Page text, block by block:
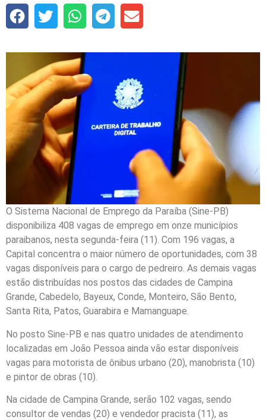
O Sistema Nacional de Emprego da Paraíba (Sine-PB)
disponibiliza 408 vagas de emprego em onze municípios
paraibanos, nesta segunda-feira (11). Com 196 vagas, a
Capital concentra o maior número de oportunidades, com 38
vagas disponíveis para o cargo de pedreiro. As demais vagas
estão distribuídas nos postos das cidades de Campina
Grande, Cabedelo, Bayeux, Conde, Monteiro, São Bento,
Santa Rita, Patos, Guarabira e Mamanguape.
No posto Sine-PB e nas quatro unidades de atendimento
localizadas em João Pessoa ainda vão estar disponíveis
vagas para motorista de ônibus urbano (20), manobrista (10)
e pintor de obras (10).
Na cidade de Campina Grande, serão 102 vagas, sendo
consultor de vendas (20) e vendedor pracista (11), as